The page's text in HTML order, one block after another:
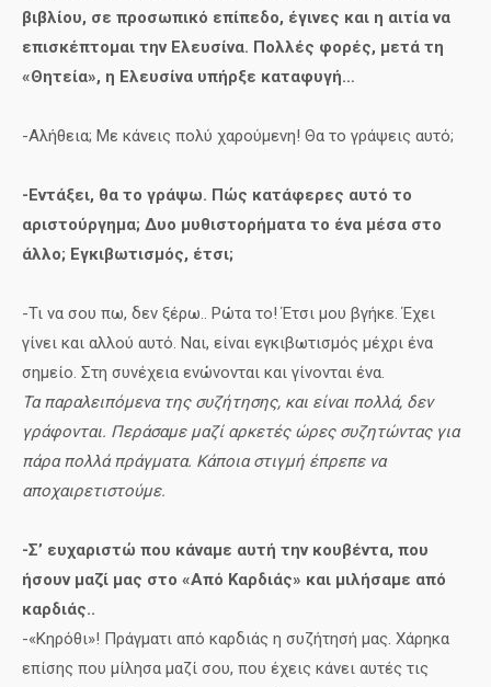
βιβλίου, σε προσωπικό επίπεδο, έγινες και η αιτία να
επισκέπτομαι την Ελευσίνα. Πολλές φορές, μετά τη
«Θητεία», η Ελευσίνα υπήρξε καταφυγή…
-Αλήθεια; Με κάνεις πολύ χαρούμενη! Θα το γράψεις αυτό;
-Εντάξει, θα το γράψω. Πώς κατάφερες αυτό το
αριστούργημα; Δυο μυθιστορήματα το ένα μέσα στο
άλλο; Εγκιβωτισμός, έτσι;
-Τι να σου πω, δεν ξέρω.. Ρώτα το! Έτσι μου βγήκε. Έχει
γίνει και αλλού αυτό. Ναι, είναι εγκιβωτισμός μέχρι ένα
σημείο. Στη συνέχεια ενώνονται και γίνονται ένα.
Τα παραλειπόμενα της συζήτησης, και είναι πολλά, δεν
γράφονται. Περάσαμε μαζί αρκετές ώρες συζητώντας για
πάρα πολλά πράγματα. Κάποια στιγμή έπρεπε να
αποχαιρετιστούμε.
-Σ’ ευχαριστώ που κάναμε αυτή την κουβέντα, που
ήσουν μαζί μας στο «Από Καρδιάς» και μιλήσαμε από
καρδιάς..
-«Κηρόθι»! Πράγματι από καρδιάς η συζήτησή μας. Χάρηκα
επίσης που μίλησα μαζί σου, που έχεις κάνει αυτές τις